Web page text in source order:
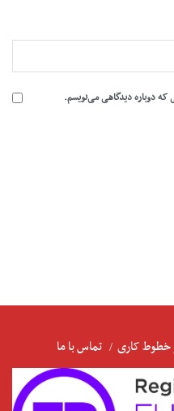
که دوباره دیدگاهی می‌نویسم.
خطوط کاری تماس با ما